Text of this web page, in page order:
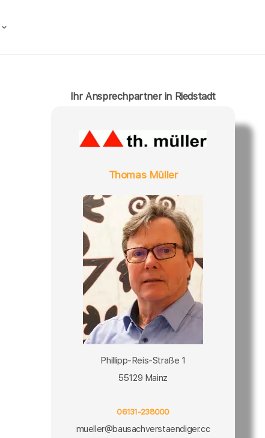
Ihr Ansprechpartner in Riedstadt
Thomas Müller
Phillipp-Reis-Straße 1
55129 Mainz
06131-238000
mueller@bausachverstaendiger.cc